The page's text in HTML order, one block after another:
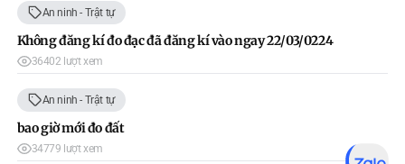
An ninh - Trật tự
Không đăng kí đo đạc đã đăng kí vào ngay 22/03/0224
36402 lượt xem
An ninh - Trật tự
bao giờ mới đo đất
34779 lượt xem